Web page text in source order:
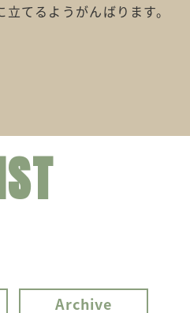
てるようがんばります。
Archive